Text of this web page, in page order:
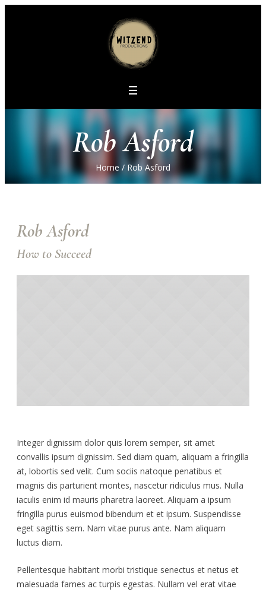
Rob Asford
Home / Rob Asford
Rob Asford
How to Succeed
Integer dignissim dolor quis lorem semper, sit amet
convallis ipsum dignissim. Sed diam quam, aliquam a fringilla
at, lobortis sed velit. Cum sociis natoque penatibus et
magnis dis parturient montes, nascetur ridiculus mus. Nulla
iaculis enim id mauris pharetra laoreet. Aliquam a ipsum
fringilla purus euismod bibendum et et ipsum. Suspendisse
eget sagittis sem. Nam vitae purus ante. Nam aliquam
luctus diam.
Pellentesque habitant morbi tristique senectus et netus et
malesuada fames ac turpis egestas. Nullam vel erat vitae